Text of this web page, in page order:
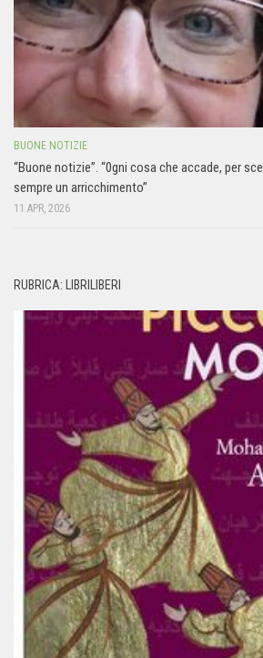
BUONE NOTIZIE
“Buone notizie”. “0gni cosa che accade, per
sempre un arricchimento”
11 APR, 2026
RUBRICA: LIBRILIBERI